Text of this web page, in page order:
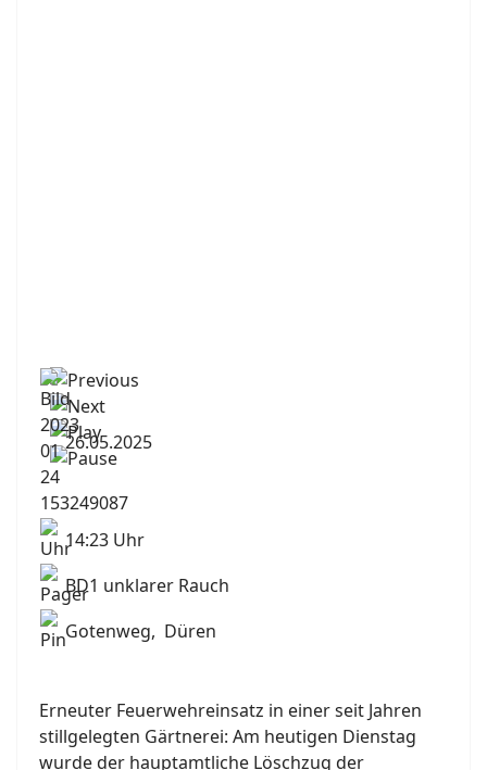
26.05.2025
14:23 Uhr
BD1 unklarer Rauch
Gotenweg, Düren
Erneuter Feuerwehreinsatz in einer seit Jahren
stillgelegten Gärtnerei: Am heutigen Dienstag
wurde der hauptamtliche Löschzug der